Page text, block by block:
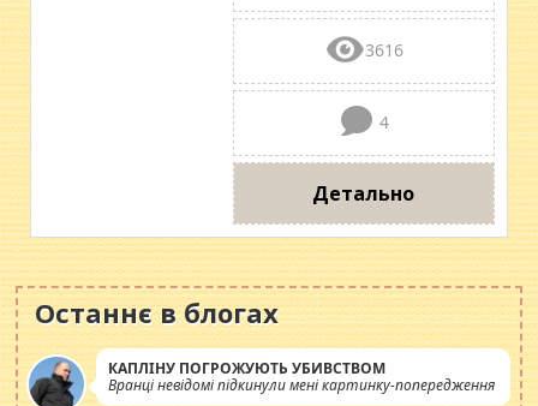
3616
4
Детально
Останнє в блогах
КАПЛІНУ ПОГРОЖУЮТЬ УБИВСТВОМ
Вранці невідомі підкинули мені картинку-попередження